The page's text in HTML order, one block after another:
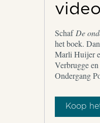
Schaf De
het boek.
Marli Huijer
Verbrugge
Ondergang
Koop